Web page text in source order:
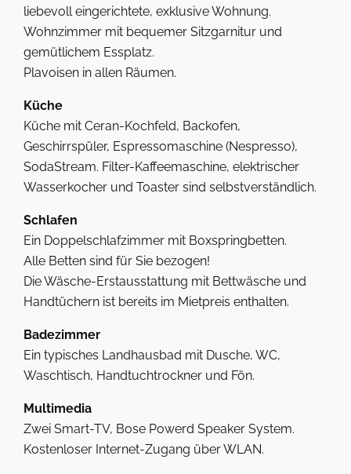
liebevoll eingerichtete, exklusive Wohnung.
Wohnzimmer mit bequemer Sitzgarnitur und
gemütlichem Essplatz.
Plavoisen in allen Räumen.
Küche
Küche mit Ceran-Kochfeld, Backofen,
Geschirrspüler, Espressomaschine (Nespresso),
SodaStream. Filter-Kaffeemaschine, elektrischer
Wasserkocher und Toaster sind selbstverständlich.
Schlafen
Ein Doppelschlafzimmer mit Boxspringbetten.
Alle Betten sind für Sie bezogen!
Die Wäsche-Erstausstattung mit Bettwäsche und
Handtüchern ist bereits im Mietpreis enthalten.
Badezimmer
Ein typisches Landhausbad mit Dusche, WC,
Waschtisch, Handtuchtrockner und Fön.
Multimedia
Zwei Smart-TV, Bose Powerd Speaker System.
Kostenloser Internet-Zugang über WLAN.